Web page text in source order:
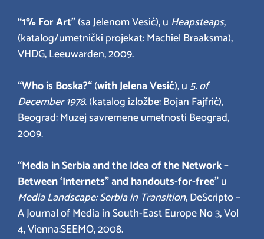
“1% For Art”(sa Jelenom Vesić), u Heapsteaps,
(katalog/umetnički projekat: Machiel Braaksma),
VHDG, Leeuwarden, 2009.
“Who is Boska?“(with Jelena Vesić), u5. of
December 1978. (katalog izložbe: Bojan Fajfrić),
Beograd: Muzej savremene umetnosti Beograd,
2009.
“Media in Serbia and the Idea of the Network –
Between ‘Internets” and handouts-for-free”u
Media Landscape: Serbia in Transition, DeScripto –
A Journal of Media in South-East Europe No 3, Vol
4, Vienna:SEEMO, 2008.